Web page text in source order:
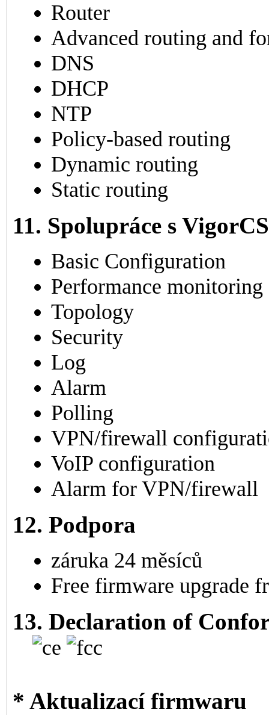
Router
Advanced routing and
DNS
DHCP
NTP
Policy-based routing
Dynamic routing
Static routing
11. Spolupráce s
Basic Configuration
Performance monitoring
Topology
Security
Log
Alarm
Polling
VPN/firewall
VoIP configuration
Alarm for VPN/firewall
12. Podpora
záruka 24 měsíců
Free firmware upgrade
13. Declaration of
* Aktualizací firmwaru